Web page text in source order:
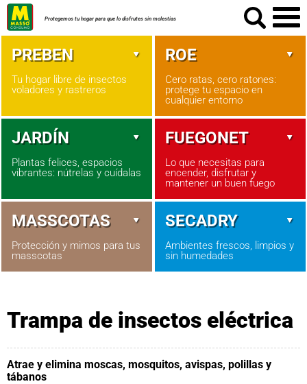
Protegemos tu hogar para que lo disfrutes sin molestias
PREBEN
Tu hogar libre de insectos
voladores y rastreros
ROE
Cero ratas, cero ratones:
protege tu espacio en
cualquier entorno
JARDÍN
Plantas felices, espacios
vibrantes: nútrelas y cuídalas
FUEGONET
Lo que necesitas para
encender, disfrutar y
mantener un buen fuego
MASSCOTAS
Protección y mimos para tus
masscotas
SECADRY
Ambientes frescos, limpios y
sin humedades
Trampa de insectos eléctrica
Atrae y elimina moscas, mosquitos, avispas, polillas y
tábanos